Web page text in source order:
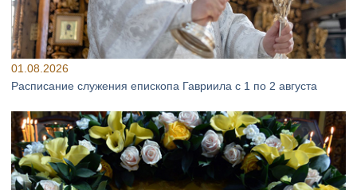
01.08.2026
Расписание служения епископа Гавриила с 1 по 2 августа